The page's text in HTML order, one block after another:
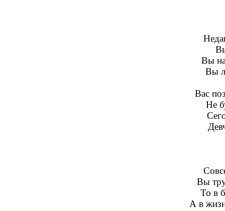
Вы
Вы
Вас
Не
Вы
То в
А в